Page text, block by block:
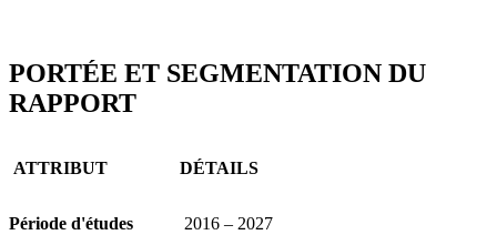
PORTÉE ET SEGMENTATION DU
RAPPORT
ATTRIBUT DÉTAILS
Période d'études 2016 – 2027